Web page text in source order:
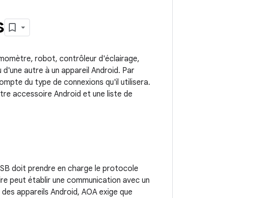
robot, contrôleur d'éclairage,
autre à un appareil Android. Par
du type de connexions qu'il utilisera.
accessoire Android et une liste de
doit prendre en charge le protocole
peut établir une communication avec un
appareils Android, AOA exige que